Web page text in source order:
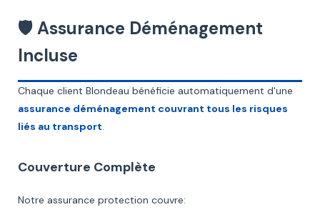
🛡️ Assurance Déménagement
Incluse
Chaque client Blondeau bénéficie automatiquement d'une
assurance déménagement couvrant tous les risques
liés au transport.
Couverture Complète
Notre assurance protection couvre: